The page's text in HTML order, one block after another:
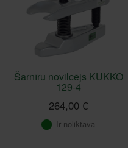
Šarnīru novilcējs KUKKO
129-4
264,00 €
Ir noliktavā